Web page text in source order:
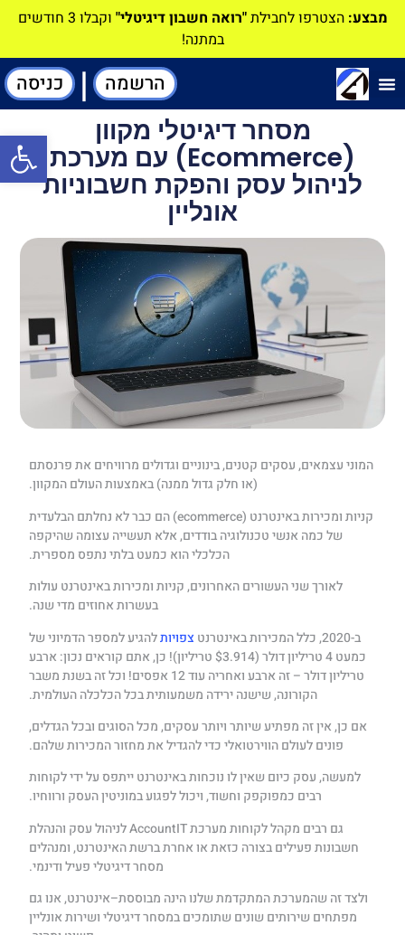
מבצע: הצטרפו לחבילת"רואה חשבון דיגיטלי"
וקבלו 3 חודשים
במתנה!
הרשמה | כניסה
מסחר דיגיטלי מקוון
(Ecommerce) עם מערכת
לניהול עסק והפקת חשבוניות
אונליין
המוני עצמאים, עסקים קטנים, בינוניים וגדולים מרוויחים את פרנסתם
(או חלק גדול ממנה) באמצעות העולם המקוון.
קניות ומכירות באינטרנט (ecommerce) הם כבר לא נחלתם הבלעדית
של כמה אנשי טכנולוגיה בודדים, אלא תעשייה עצומה שהיקפה
הכלכלי הוא כמעט בלתי נתפס מספרית.
לאורך שני העשורים האחרונים, קניות ומכירות באינטרנט עולות
בעשרות אחוזים מדי שנה.
ב-2020, כלל המכירות באינטרנט
צפויותלהגיע למספר הדמיוני של
כמעט 4 טריליון דולר ($3.914 טריליון)! כן, אתם קוראים נכון: ארבע
טריליון דולר – זה ארבע ואחריה עוד 12 אפסים! וכל זה בשנת משבר
הקורונה, שישנה ירידה משמעותית בכל הכלכלה העולמית.
אם כן, אין זה מפתיע שיותר ויותר עסקים, מכל הסוגים ובכל הגדלים,
פונים לעולם הווירטואלי כדי להגדיל את מחזור המכירות שלהם.
למעשה, עסק כיום שאין לו נוכחות באינטרנט ייתפס על ידי לקוחות
רבים כמפוקפק וחשוד, ויכול לפגוע במוניטין העסק ורווחיו.
גם רבים מקהל לקוחות מערכת AccountIT לניהול עסק והנהלת
חשבונות פעילים בצורה כזאת או אחרת ברשת האינטרנט, ומנהלים
מסחר דיגיטלי פעיל ודינמי.
ולצד זה שהמערכת המתקדמת שלנו הינה מבוססת–אינטרנט, אנו גם
מפתחים שירותים שונים שתומכים במסחר דיגיטלי ושירות אונליין
פתח